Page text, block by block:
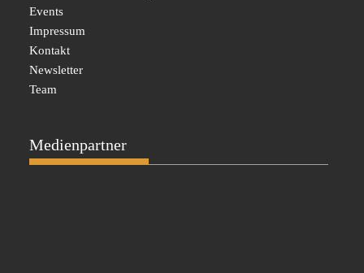
Events
Impressum
Kontakt
Newsletter
Team
Medienpartner